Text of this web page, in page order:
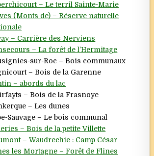
– Le terril Sainte-Marie
(Monts de) – Réserve naturelle
– Carrière des Nerviens
– La forêt de l’Hermitage
sur-Roc – Bois communaux
– Bois de la Garenne
– abords du lac
– Bois de la Frasnoye
– Les dunes
Sauvage – Le bois communal
– Bois de la petite Villette
– Waudrechie : Camp César
les Mortagne – Forêt de Flines